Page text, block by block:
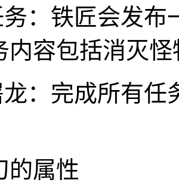
：铁匠会发
内容包括消灭
：完成所有任
的属性